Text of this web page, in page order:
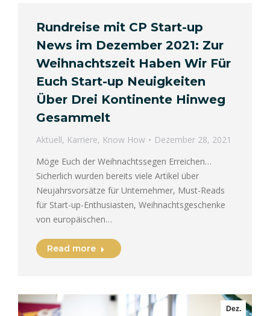
Rundreise mit CP Start-up
News im Dezember 2021: Zur
Weihnachtszeit Haben Wir Für
Euch Start-up Neuigkeiten
Über Drei Kontinente Hinweg
Gesammelt
Aktuell, Karriere, Know How
Dezember 28, 2021
Möge Euch der Weihnachtssegen Erreichen…
Sicherlich wurden bereits viele Artikel über
Neujahrsvorsätze für Unternehmer, Must-Reads
für Start-up-Enthusiasten, Weihnachtsgeschenke
von europäischen…
Read more
Dez.